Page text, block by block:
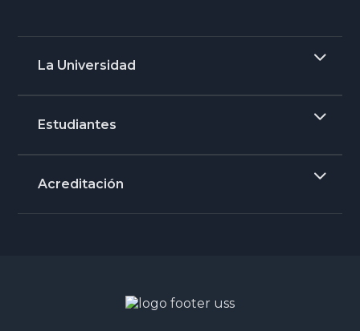
La Universidad
Estudiantes
Acreditación